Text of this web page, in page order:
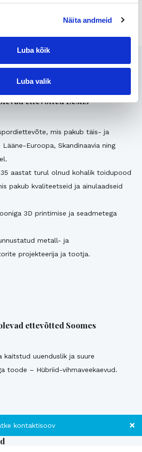
Näita andmeid
Luba kõik
Luba valik
ettevõtted Eestis
mis pakub täis- ja
Euroopa, Skandinaavia ning
aastat turul olnud kohalik toidupood
pakub kvaliteetseid ja ainulaadseid
3D printimise ja seadmetega
metall- ja
projekteerija ja tootja.
ettevõtted Soomes
kaitstud uuenduslik ja suure
toode – Hübriid-vihmaveekaevud.
kontaktisoov